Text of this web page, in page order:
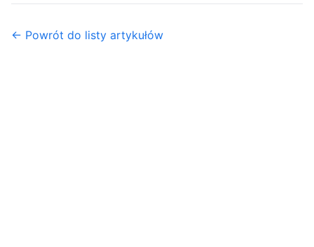
← Powrót do listy artykułów